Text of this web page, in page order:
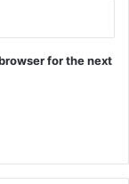
for the next